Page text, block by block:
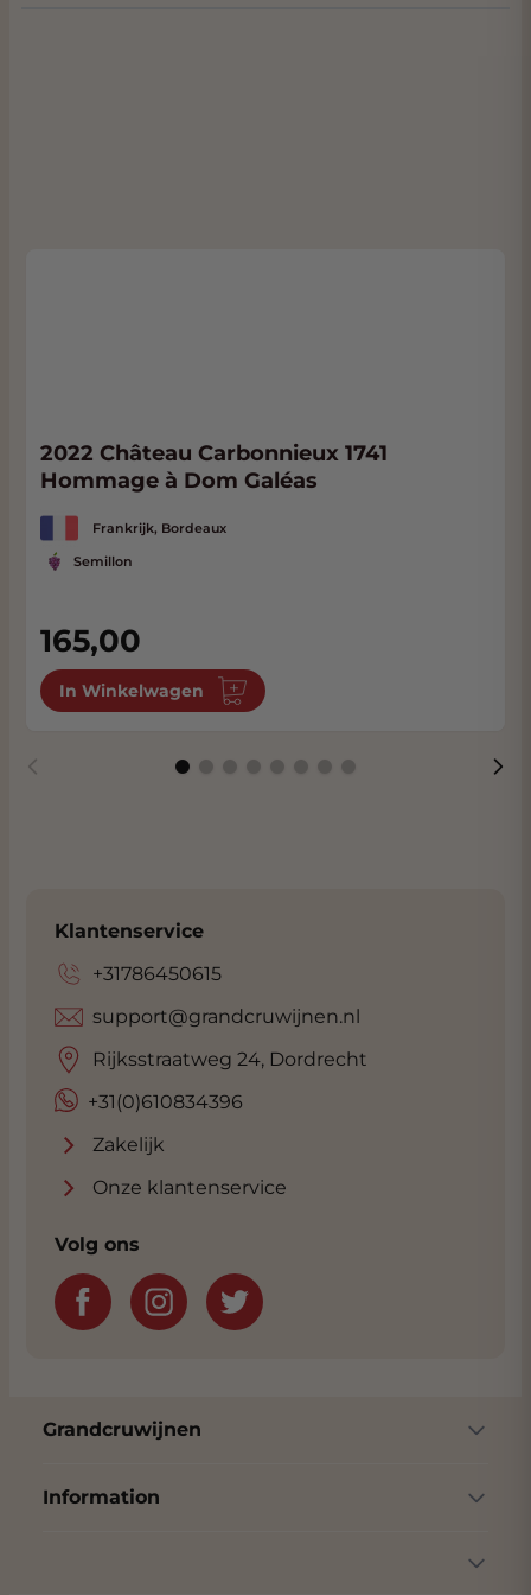
2022 Château Carbonnieux 1741
Hommage à Dom Galéas
Frankrijk, Bordeaux
Semillon
165,00
In Winkelwagen
Klantenservice
+31786450615
+31(0)610834396
support@grandcruwijnen.nl
Rijksstraatweg 24, Dordrecht
Zakelijk
Onze klantenservice
Volg ons
Grandcruwijnen
Information